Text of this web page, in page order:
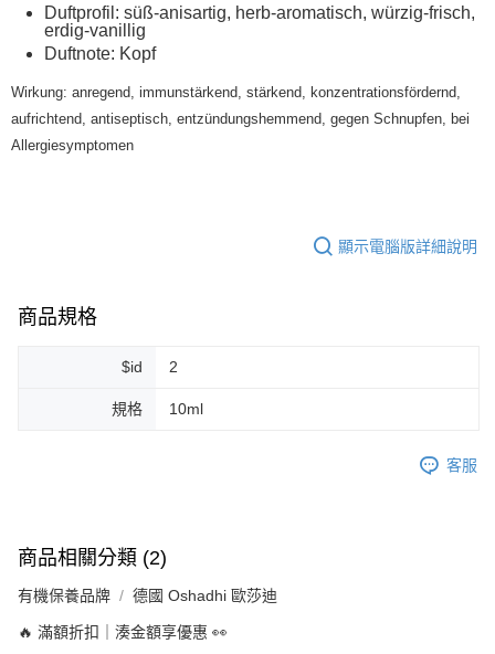
全家取貨付款
每筆NT$80，滿NT$999(含以上)免運費
每筆NT$80，滿NT$999(含以上)免運費
7-11取貨付款
每筆NT$100，滿NT$999(含以上)免運費
離島宅配（澎湖、金門、馬祖、小琉球）
Duftprofil: süß-anisartig, herb-aromatisch, würzig-frisch,
erdig-vanillig
Duftnote: Kopf
Wirkung: anregend, immunstärkend, stärkend, konzentrationsfördernd,
aufrichtend, antiseptisch, entzündungshemmend, gegen Schnupfen, bei
Allergiesymptomen
顯示電腦版詳細說明
商品規格
$id 2
規格 10ml
客服
商品相關分類 (2)
有機保養品牌 德國 Oshadhi 歐莎迪
🔥 滿額折扣｜湊金額享優惠 👀